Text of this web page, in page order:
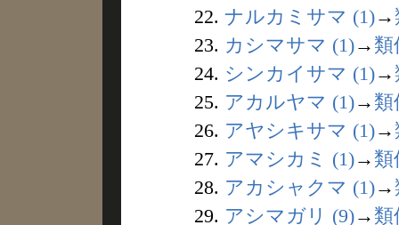
22. ナルカミサマ (1)→
23. カシマサマ (1)→ 類
24. シンカイサマ (1)→
25. アカルヤマ (1)→ 類
26. アヤシキサマ (1)→
27. アマシカミ (1)→ 類
28. アカシャクマ (1)→
29. アシマガリ (9)→ 類